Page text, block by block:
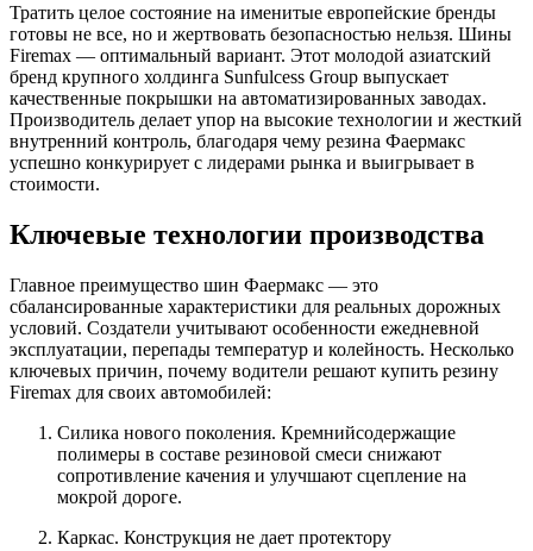
Тратить целое состояние на именитые европейские бренды
готовы не все, но и жертвовать безопасностью нельзя. Шины
Firemax — оптимальный вариант. Этот молодой азиатский
бренд крупного холдинга Sunfulcess Group выпускает
качественные покрышки на автоматизированных заводах.
Производитель делает упор на высокие технологии и жесткий
внутренний контроль, благодаря чему резина Фаермакс
успешно конкурирует с лидерами рынка и выигрывает в
стоимости.
Ключевые технологии производства
Главное преимущество шин Фаермакс — это
сбалансированные характеристики для реальных дорожных
условий. Создатели учитывают особенности ежедневной
эксплуатации, перепады температур и колейность. Несколько
ключевых причин, почему водители решают купить резину
Firemax для своих автомобилей:
Силика нового поколения. Кремнийсодержащие
полимеры в составе резиновой смеси снижают
сопротивление качения и улучшают сцепление на
мокрой дороге.
Каркас. Конструкция не дает протектору